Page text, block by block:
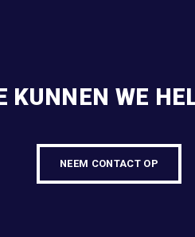
KUNNEN WE
NEEM CONTACT OP